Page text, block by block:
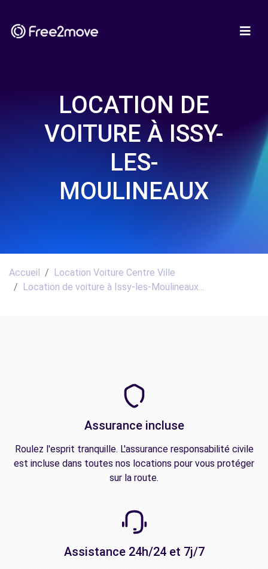
LOCATION DE
VOITURE À ISSY-
LES-
MOULINEAUX
Accueil
Location Voiture Centre Ville
Location de voiture à Issy-les-Moulineaux...
Assurance incluse
Roulez l'esprit tranquille. L'assurance responsabilité civile
est incluse dans toutes nos locations pour vous protéger
sur la route.
Assistance 24h/24 et 7j/7